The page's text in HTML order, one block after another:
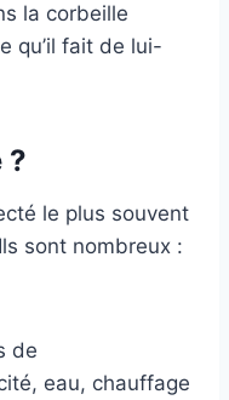
la corbeille
qu’il fait de lui-
?
le plus souvent
sont nombreux :
de
eau, chauffage